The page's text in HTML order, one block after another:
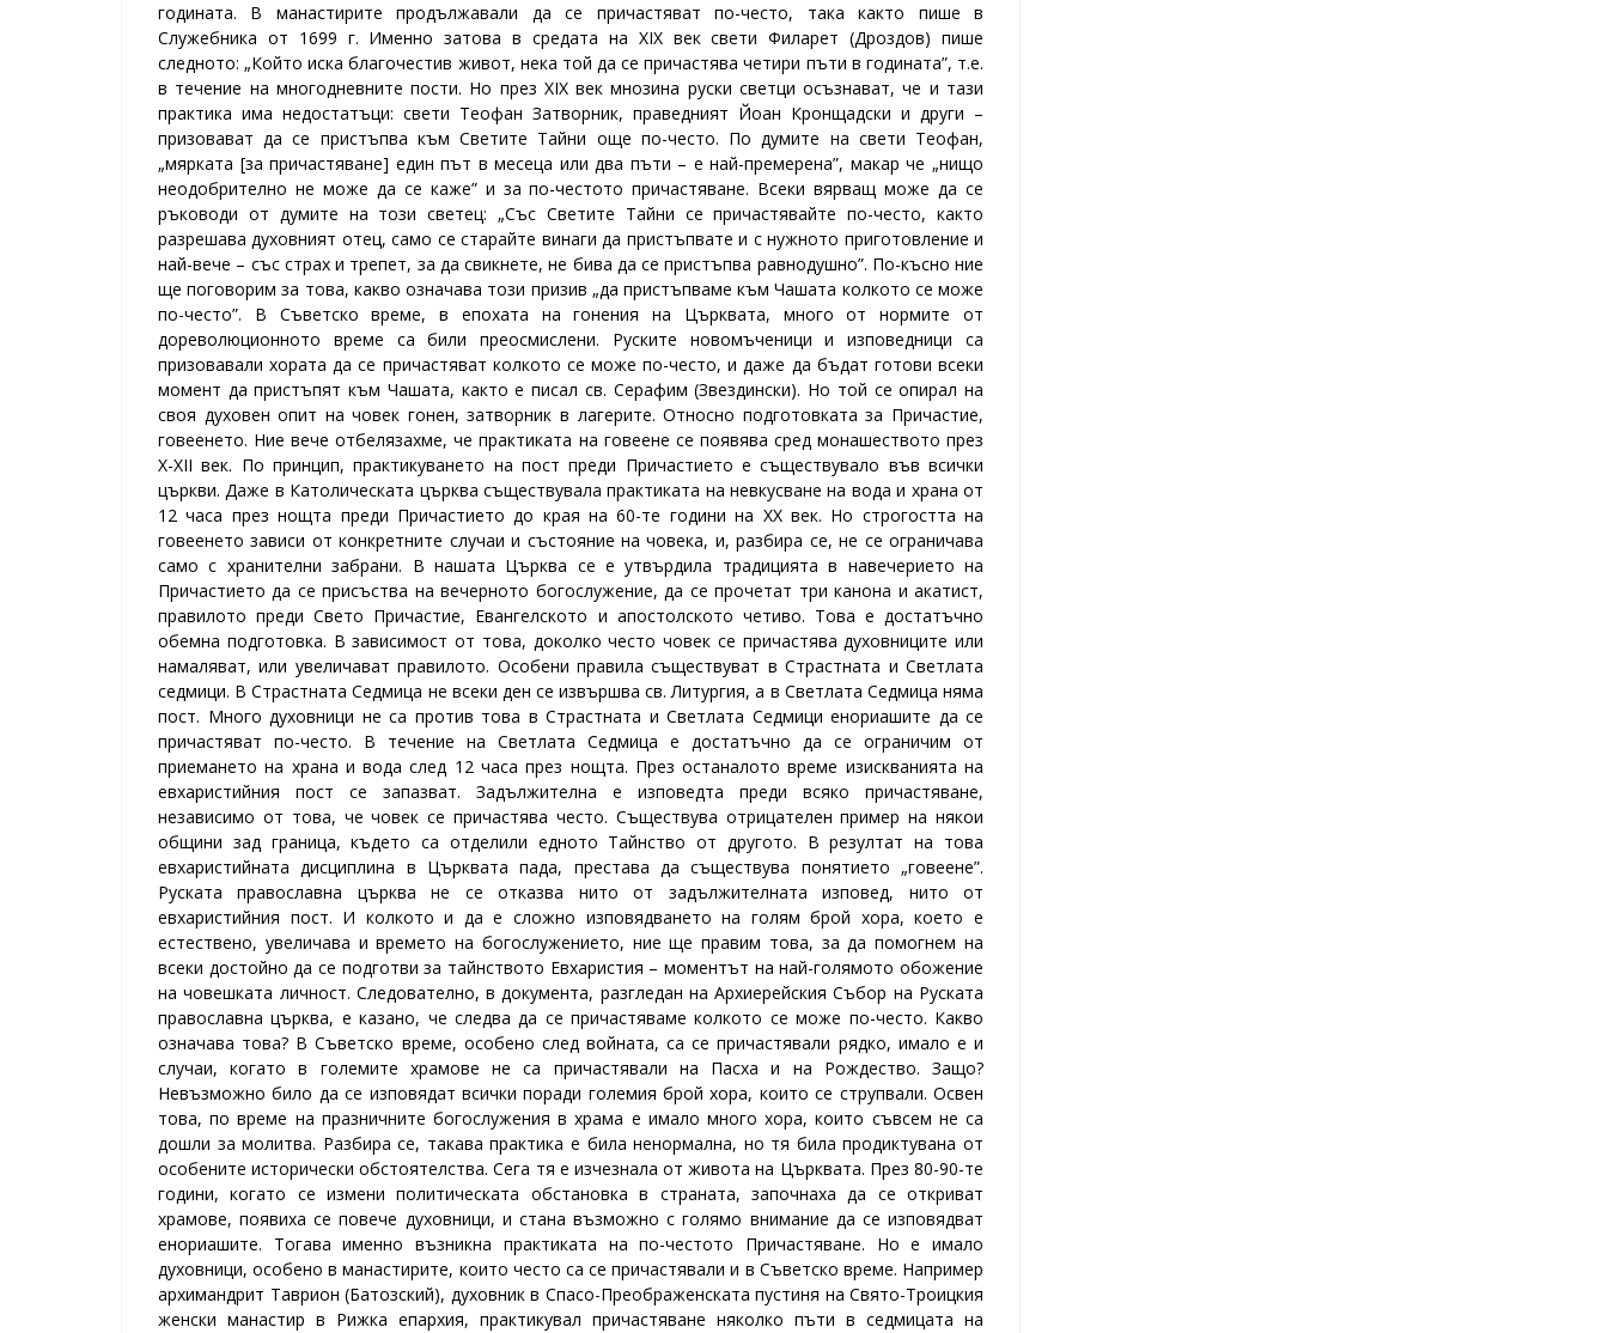
годината. В манастирите продължавали да се причастяват по-често, така както пише в
Служебника от 1699 г. Именно затова в средата на ХІХ век свети Филарет (Дроздов) пише
следното: „Който иска благочестив живот, нека той да се причастява четири пъти в годината”, т.е.
в течение на многодневните пости. Но през ХІХ век мнозина руски светци осъзнават, че и тази
практика има недостатъци: свети Теофан Затворник, праведният Йоан Кронщадски и други –
призовават да се пристъпва към Светите Тайни още по-често. По думите на свети Теофан,
„мярката [за причастяване] един път в месеца или два пъти – е най-премерена”, макар че „нищо
неодобрително не може да се каже” и за по-честото причастяване. Всеки вярващ може да се
ръководи от думите на този светец: „Със Светите Тайни се причастявайте по-често, както
разрешава духовният отец, само се старайте винаги да пристъпвате и с нужното приготовление и
най-вече – със страх и трепет, за да свикнете, не бива да се пристъпва равнодушно”. По-късно ние
ще поговорим за това, какво означава този призив „да пристъпваме към Чашата колкото се може
по-често”. В Съветско време, в епохата на гонения на Църквата, много от нормите от
дореволюционното време са били преосмислени. Руските новомъченици и изповедници са
призовавали хората да се причастяват колкото се може по-често, и даже да бъдат готови всеки
момент да пристъпят към Чашата, както е писал св. Серафим (Звездински). Но той се опирал на
своя духовен опит на човек гонен, затворник в лагерите. Относно подготовката за Причастие,
говеенето. Ние вече отбелязахме, че практиката на говеене се появява сред монашеството през
Х-ХІІ век. По принцип, практикуването на пост преди Причастието е съществувало във всички
църкви. Даже в Католическата църква съществувала практиката на невкусване на вода и храна от
12 часа през нощта преди Причастието до края на 60-те години на ХХ век. Но строгостта на
говеенето зависи от конкретните случаи и състояние на човека, и, разбира се, не се ограничава
само с хранителни забрани. В нашата Църква се е утвърдила традицията в навечерието на
Причастието да се присъства на вечерното богослужение, да се прочетат три канона и акатист,
правилото преди Свето Причастие, Евангелското и апостолското четиво. Това е достатъчно
обемна подготовка. В зависимост от това, доколко често човек се причастява духовниците или
намаляват, или увеличават правилото. Особени правила съществуват в Страстната и Светлата
седмици. В Страстната Седмица не всеки ден се извършва св. Литургия, а в Светлата Седмица няма
пост. Много духовници не са против това в Страстната и Светлата Седмици енориашите да се
причастяват по-често. В течение на Светлата Седмица е достатъчно да се ограничим от
приемането на храна и вода след 12 часа през нощта. През останалото време изискванията на
евхаристийния пост се запазват.
Задължителна е изповедта преди всяко причастяване,
независимо от това, че човек се причастява често. Съществува отрицателен пример на някои
общини зад граница, където са отделили едното Тайнство от другото. В резултат на това
евхаристийната дисциплина в Църквата пада, престава да съществува понятието „говеене”.
Руската православна църква не се отказва нито от задължителната изповед, нито от
евхаристийния пост. И колкото и да е сложно изповядването на голям брой хора, което е
естествено, увеличава и времето на богослужението, ние ще правим това, за да помогнем на
всеки достойно да се подготви за тайнството Евхаристия – моментът на най-голямото обожение
на човешката личност. Следователно, в документа, разгледан на Архиерейския Събор на Руската
православна църква, е казано, че следва да се причастяваме колкото се може по-често. Какво
означава това? В Съветско време, особено след войната, са се причастявали рядко, имало е и
случаи, когато в големите храмове не са причастявали на Пасха и на Рождество. Защо?
Невъзможно било да се изповядат всички поради големия брой хора, които се струпвали. Освен
това, по време на празничните богослужения в храма е имало много хора, които съвсем не са
дошли за молитва. Разбира се, такава практика е била ненормална, но тя била продиктувана от
особените исторически обстоятелства. Сега тя е изчезнала от живота на Църквата. През 80-90-те
години, когато се измени политическата обстановка в страната, започнаха да се откриват
храмове, появиха се повече духовници, и стана възможно с голямо внимание да се изповядват
енориашите. Тогава именно възникна практиката на по-честото Причастяване.
Но е имало
духовници, особено в манастирите, които често са се причастявали и в Съветско време. Например
архимандрит Таврион (Батозский), духовник в Спасо-Преображенската пустиня на Свято-Троицкия
женски манастир в Рижка епархия, практикувал причастяване няколко пъти в седмицата на